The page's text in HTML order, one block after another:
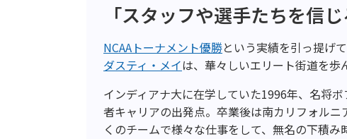
「スタッフや選手たちを信
NCAAトーナメント優勝という実績を引っ提げ
ダスティ・メイは、華々しいエリート街道を歩
インディアナ大に在学していた1996年、名将
者キャリアの出発点。卒業後は南カリフォル
くのチームで様々な仕事をして、無名の下積み